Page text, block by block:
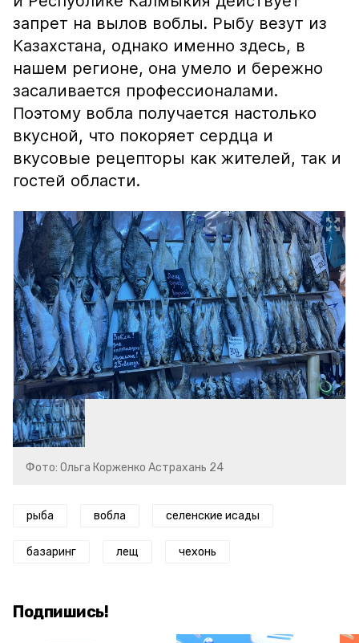
запрет на вылов воблы. Рыбу везут из
Казахстана, однако именно здесь, в
нашем регионе, она умело и бережно
засаливается профессионалами.
Поэтому вобла получается настолько
вкусной, что покоряет сердца и
вкусовые рецепторы как жителей, так и
гостей области.
Фото: Ольга Корженко Астрахань 24
рыба вобла селенские исады
базаринг лещ чехонь
Подпишись!